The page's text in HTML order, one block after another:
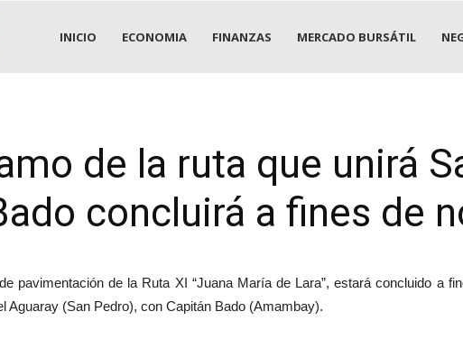
INICIO ECONOMIA FINANZAS MERCADO BURSÁTIL
de la ruta que unirá
concluirá a fines de
pavimentación de la Ruta XI “Juana María de Lara”, estará concluido a
Aguaray (San Pedro), con Capitán Bado (Amambay).